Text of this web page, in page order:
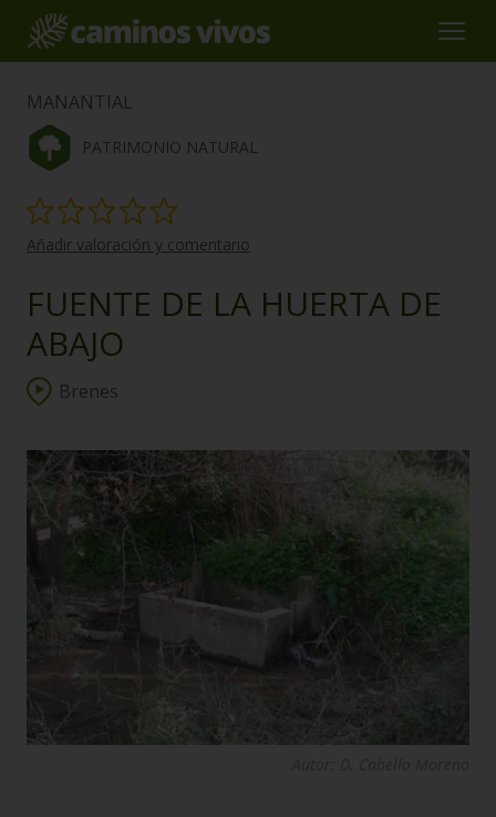
MANANTIAL
PATRIMONIO NATURAL
Añadir valoración y comentario
FUENTE DE LA HUERTA DE
ABAJO
Brenes